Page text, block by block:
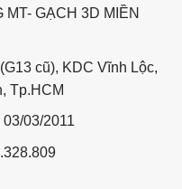
GẠCH 3D MIỀN
cũ), KDC Vĩnh Lộc,
Tp.HCM
03/2011